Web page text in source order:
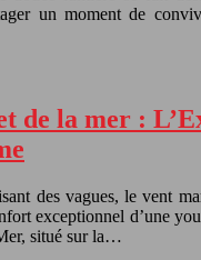
un moment de
de la mer :
des vagues, le vent
exceptionnel d’une
situé sur la…